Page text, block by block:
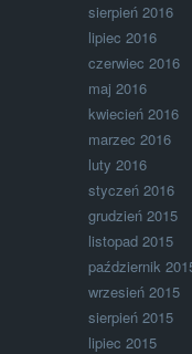
sierpień 2016
lipiec 2016
czerwiec 2016
maj 2016
kwiecień 2016
marzec 2016
luty 2016
styczeń 2016
grudzień 2015
listopad 2015
październik
wrzesień 2015
sierpień 2015
lipiec 2015